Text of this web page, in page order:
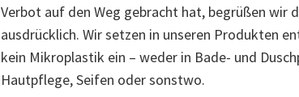
Verbot auf den Weg gebracht hat, begrüßen wir
ausdrücklich. Wir setzen in unseren Produkten
kein Mikroplastik ein – weder in Bade- und
Hautpflege, Seifen oder sonstwo.